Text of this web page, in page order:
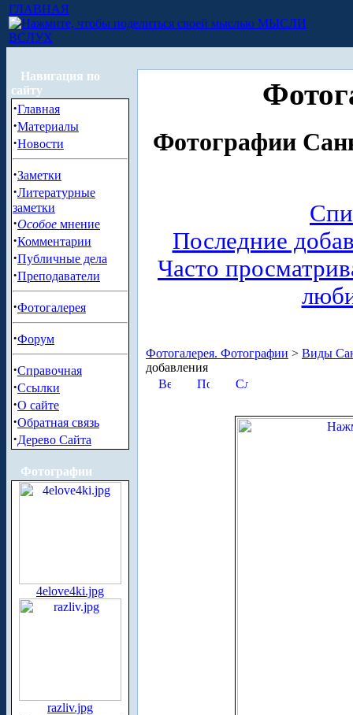
ГЛАВНАЯ
МЫСЛИ
ВСЛУХ
Навигация по
сайту
·Главная
·Материалы
·Новости
·Заметки
·Литературные
заметки
·Особое мнение
·Комментарии
·Публичные дела
·Преподаватели
·Фотогалерея
·Форум
·Справочная
·Ссылки
·О сайте
·Обратная связь
·Дерево Сайта
Фотографии
4elove4ki.jpg
razliv.jpg
Фотографии
Последние
Часто
Фотогалерея. Фотографии > Виды
добавления